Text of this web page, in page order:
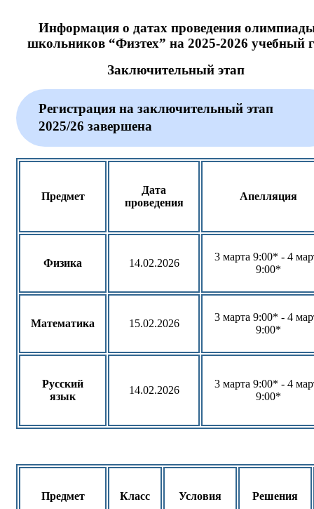
Информация о датах проведения
школьников “Физтех” на 2025-2026 учебный
Заключительный этап
Регистрация на заключительный этап
2025/26 завершена
Предмет
Дата
проведения
Апелляция
Физика 14.02.2026
3 марта 9:00* - 4
9:00*
Математика 15.02.2026
3 марта 9:00* - 4
9:00*
Русский
язык
14.02.2026
3 марта 9:00* - 4
9:00*
Предмет Класс Условия Решения